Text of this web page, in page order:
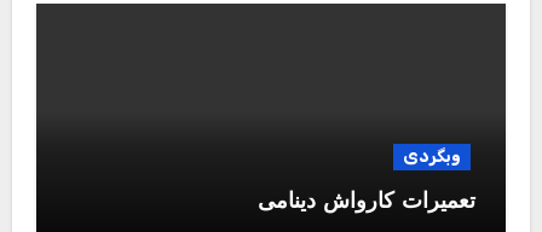
وبگردی
تعمیرات کارواش دینامی